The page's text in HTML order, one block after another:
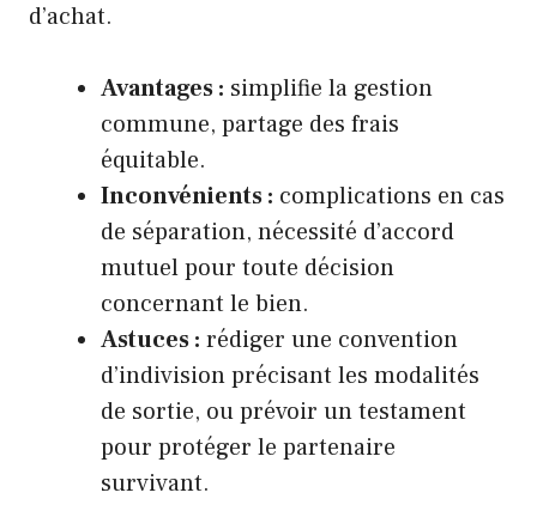
d’achat.
Avantages : simplifie la gestion
commune, partage des frais
équitable.
Inconvénients : complications en cas
de séparation, nécessité d’accord
mutuel pour toute décision
concernant le bien.
Astuces : rédiger une convention
d’indivision précisant les modalités
de sortie, ou prévoir un testament
pour protéger le partenaire
survivant.